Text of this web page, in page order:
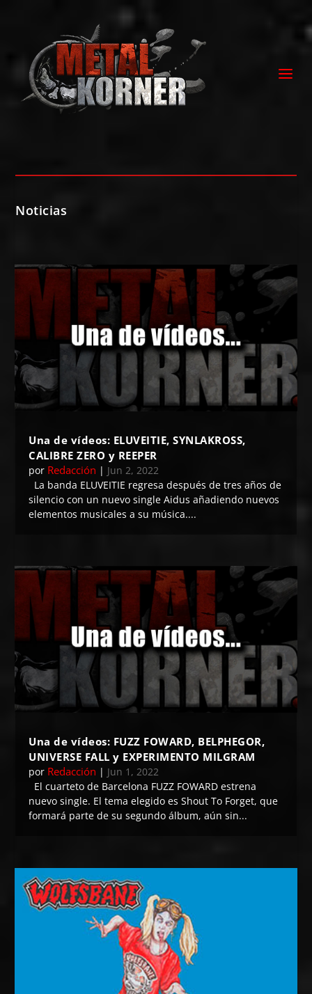
Noticias
Una de vídeos: ELUVEITIE, SYNLAKROSS,
CALIBRE ZERO y REEPER
por Redacción | Jun 2, 2022
La banda ELUVEITIE regresa después de tres años de
silencio con un nuevo single Aidus añadiendo nuevos
elementos musicales a su música....
Una de vídeos: FUZZ FOWARD, BELPHEGOR,
UNIVERSE FALL y EXPERIMENTO MILGRAM
por Redacción | Jun 1, 2022
El cuarteto de Barcelona FUZZ FOWARD estrena
nuevo single. El tema elegido es Shout To Forget, que
formará parte de su segundo álbum, aún sin...